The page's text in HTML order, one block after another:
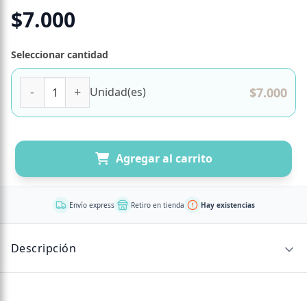
$7.000
Seleccionar cantidad
Unidad(es) $7.000
Agregar al carrito
Envío express Retiro en tienda Hay existencias
Descripción